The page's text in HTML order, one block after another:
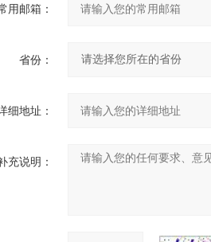
用邮箱：
省份：
细地址：
充说明：